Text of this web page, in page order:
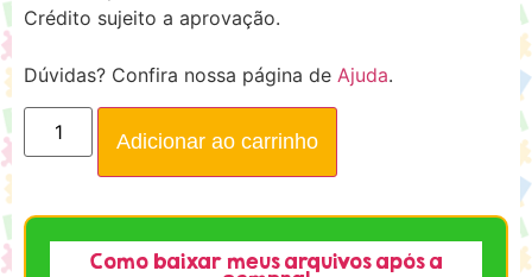
Crédito sujeito a aprovação.
Dúvidas? Confira nossa página de Ajuda.
Adicionar ao carrinho
Como baixar meus arquivos após a